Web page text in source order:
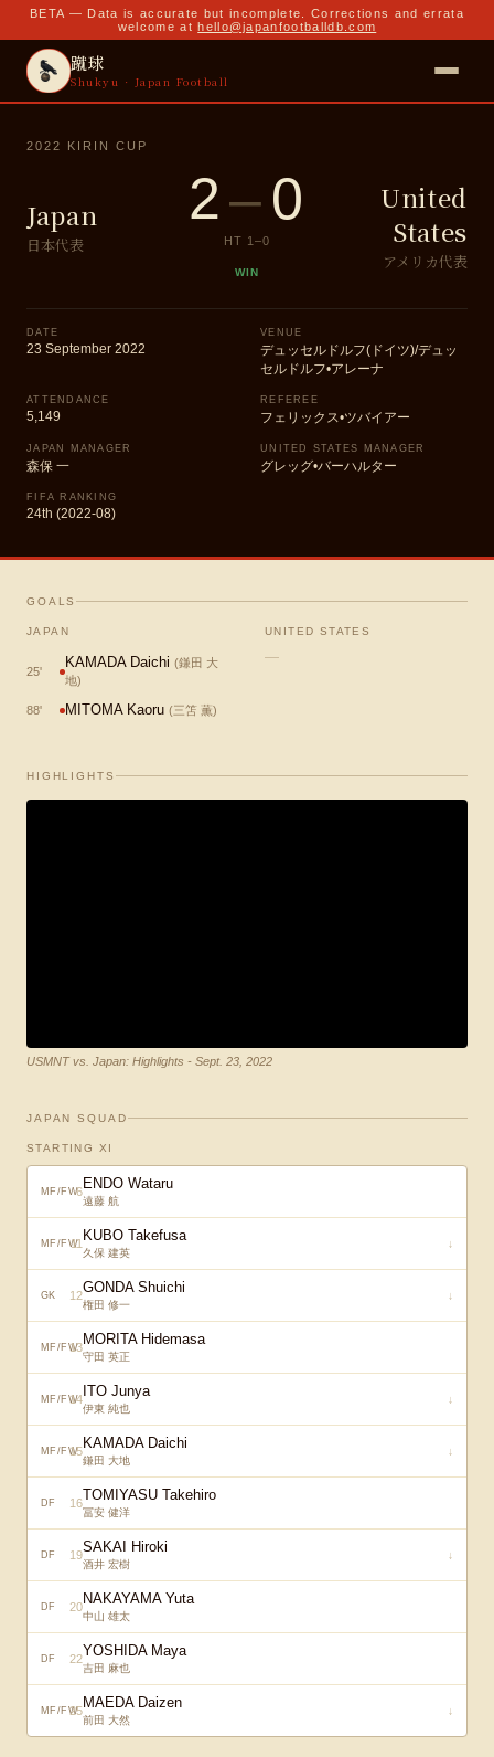
BETA — Data is accurate but incomplete. Corrections and errata
welcome at hello@japanfootballdb.com
蹴球
Shukyu · Japan Football
2022 KIRIN CUP
Japan
日本代表
2–0
HT 1 –0
WIN
United
States
アメリカ代表
DATE
23 September 2022
VENUE
デュッセルドルフ(ドイツ)/デュッ
セルドルフ•アレーナ
ATTENDANCE
5,149
REFEREE
フェリックス•ツバイアー
JAPAN MANAGER
森保 一
UNITED STATES MANAGER
グレッグ•バーハルター
FIFA RANKING
24th (2022-08)
GOALS
JAPAN
25'
KAMADA Daichi (鎌田 大
地)
88' MITOMA Kaoru (三笘 薫)
UNITED STATES
—
HIGHLIGHTS
USMNT vs. Japan: Highlights - Sept. 23, 2022
JAPAN SQUAD
STARTING XI
MF/FW6ENDO Wataru
遠藤 航
MF/FW
11 KUBO Takefusa
久保 建英
↓
GK 12GONDA Shuichi
権田 修一
↓
MF/FW
13MORITA Hidemasa
守田 英正
MF/FW
14 ITO Junya
伊東 純也
↓
MF/FW
15KAMADA Daichi
鎌田 大地
↓
DF 16TOMIYASU Takehiro
冨安 健洋
DF 19SAKAI Hiroki
酒井 宏樹
↓
DF 20NAKAYAMA Yuta
中山 雄太
DF 22YOSHIDA Maya
吉田 麻也
MF/FW
25MAEDA Daizen
前田 大然
↓